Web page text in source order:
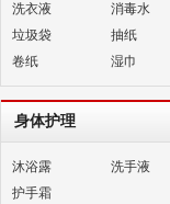
洗衣液
消毒水
垃圾袋
抽纸
卷纸
湿巾
身体护理
沐浴露
洗手液
护手霜